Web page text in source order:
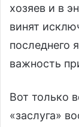
хозяев и в
винят
последнего
важность
Вот только
«заслуга»